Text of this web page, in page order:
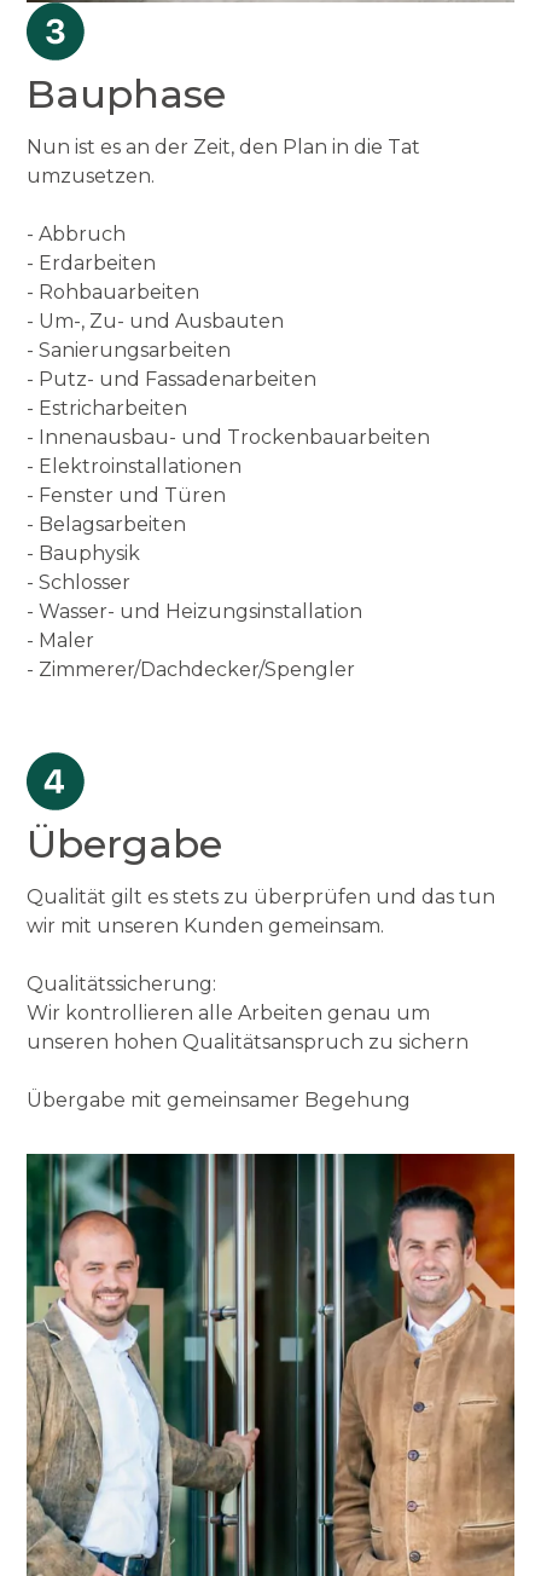
Bauphase
Nun ist es an der Zeit, den Plan in die Tat
umzusetzen.
- Abbruch
- Erdarbeiten
- Rohbauarbeiten
- Um-, Zu- und Ausbauten
- Sanierungsarbeiten
- Putz- und Fassadenarbeiten
- Estricharbeiten
- Innenausbau- und Trockenbauarbeiten
- Elektroinstallationen
- Fenster und Türen
- Belagsarbeiten
- Bauphysik
- Schlosser
- Wasser- und Heizungsinstallation
- Maler
- Zimmerer/Dachdecker/Spengler
Übergabe
Qualität gilt es stets zu überprüfen und das tun
wir mit unseren Kunden gemeinsam.
Qualitätssicherung:
Wir kontrollieren alle Arbeiten genau um
unseren hohen Qualitätsanspruch zu sichern
Übergabe mit gemeinsamer Begehung